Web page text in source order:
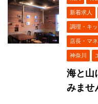
新着求人
調理・キ
店長・マ
神奈川
海と山
みませ